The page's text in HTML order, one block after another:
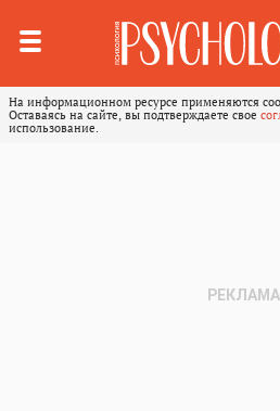
На информационном ресурсе применяются
Оставаясь на сайте, вы подтверждаете свое
использование.